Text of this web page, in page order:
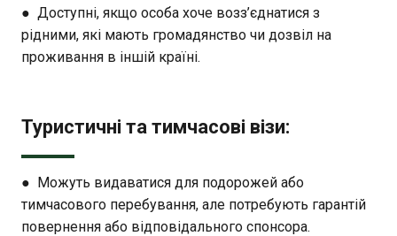
● Доступні, якщо особа хоче возз’єднатися з
рідними, які мають громадянство чи дозвіл на
проживання в іншій країні.
Туристичні та тимчасові візи:
● Можуть видаватися для подорожей або
тимчасового перебування, але потребують гарантій
повернення або відповідального спонсора.